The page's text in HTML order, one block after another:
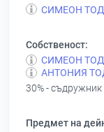
СИМЕОН
Собственост:
СИМЕОН
АНТОНИЯ
30% - съдружник
Предмет на